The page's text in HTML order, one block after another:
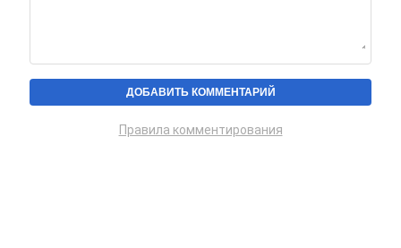
Правила комментирования